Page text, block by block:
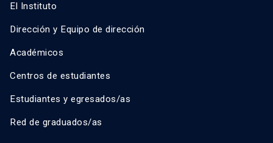
El Instituto
Dirección y Equipo de dirección
Académicos
Centros de estudiantes
Estudiantes y egresados/as
Red de graduados/as